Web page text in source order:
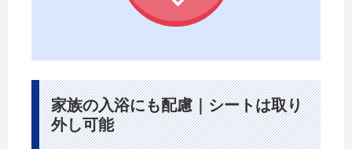
家族の入浴にも配慮｜シートは取り
外し可能